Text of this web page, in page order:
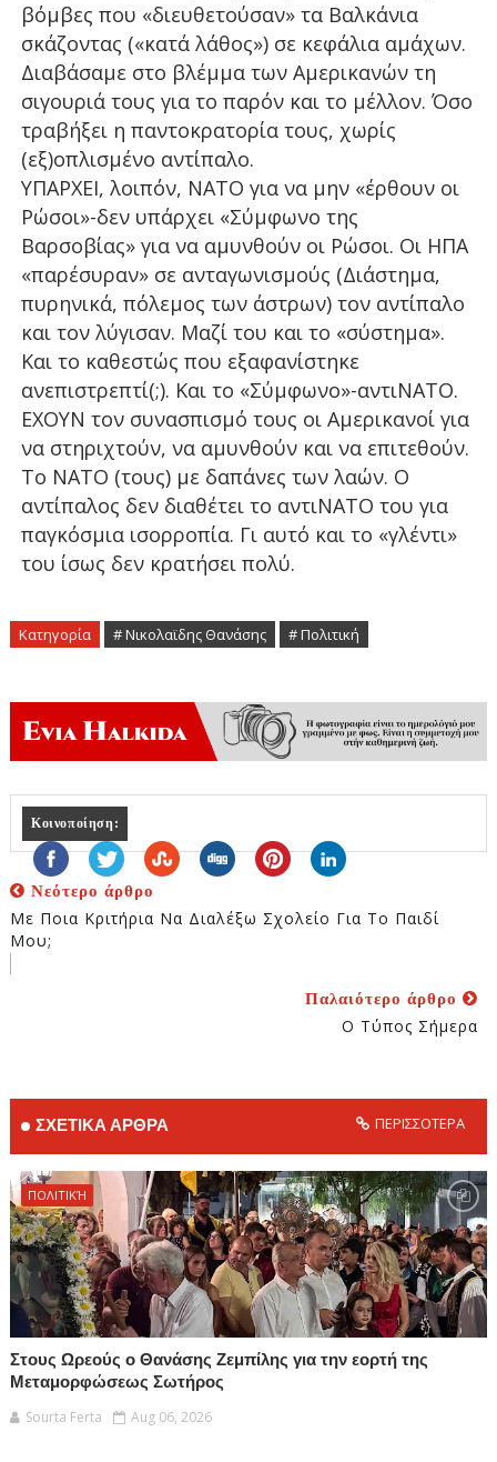
βόμβες που «διευθετούσαν» τα Βαλκάνια
σκάζοντας («κατά λάθος») σε κεφάλια αμάχων.
Διαβάσαμε στο βλέμμα των Αμερικανών τη
σιγουριά τους για το παρόν και το μέλλον. Όσο
τραβήξει η παντοκρατορία τους, χωρίς
(εξ)οπλισμένο αντίπαλο.
ΥΠΑΡΧΕΙ, λοιπόν, ΝΑΤΟ για να μην «έρθουν οι
Ρώσοι»-δεν υπάρχει «Σύμφωνο της
Βαρσοβίας» για να αμυνθούν οι Ρώσοι. Οι ΗΠΑ
«παρέσυραν» σε ανταγωνισμούς (Διάστημα,
πυρηνικά, πόλεμος των άστρων) τον αντίπαλο
και τον λύγισαν. Μαζί του και το «σύστημα».
Και το καθεστώς που εξαφανίστηκε
ανεπιστρεπτί(;). Και το «Σύμφωνο»-αντιΝΑΤΟ.
ΕΧΟΥΝ τον συνασπισμό τους οι Αμερικανοί για
να στηριχτούν, να αμυνθούν και να επιτεθούν.
Το ΝΑΤΟ (τους) με δαπάνες των λαών. Ο
αντίπαλος δεν διαθέτει το αντιΝΑΤΟ του για
παγκόσμια ισορροπία. Γι αυτό και το «γλέντι»
του ίσως δεν κρατήσει πολύ.
Κατηγορία # Νικολαϊδης Θανάσης # Πολιτική
Κοινοποίηση:
Νεότερο άρθρο
Με Ποια Κριτήρια Να Διαλέξω Σχολείο Για Το Παιδί
Μου;
Παλαιότερο άρθρο
Ο Τύπος Σήμερα
ΣΧΕΤΙΚΑ ΑΡΘΡΑ ΠΕΡΙΣΣΟΤΕΡΑ
ΠΟΛΙΤΙΚΉ
Στους Ωρεούς ο Θανάσης Ζεμπίλης για την εορτή της
Μεταμορφώσεως Σωτήρος
Sourta Ferta
Aug 06, 2026